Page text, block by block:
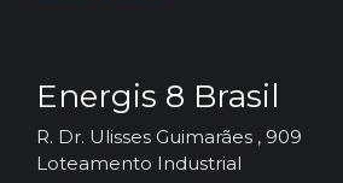
Energis 8 Brasil
R. Dr. Ulisses Guimarães , 909
Loteamento Industrial